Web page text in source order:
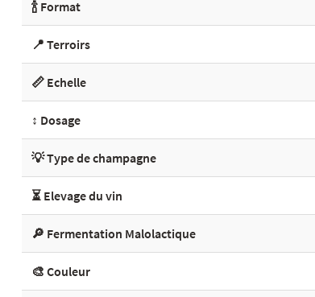
🍾 Format
📍 Terroirs
📏 Echelle
↕️ Dosage
💡 Type de champagne
⏳ Elevage du vin
🔎 Fermentation Malolactique
🎨 Couleur